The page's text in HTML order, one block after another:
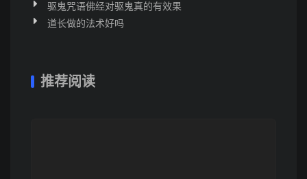
驱鬼咒语佛经对驱鬼真的有效果
道长做的法术好吗
推荐阅读